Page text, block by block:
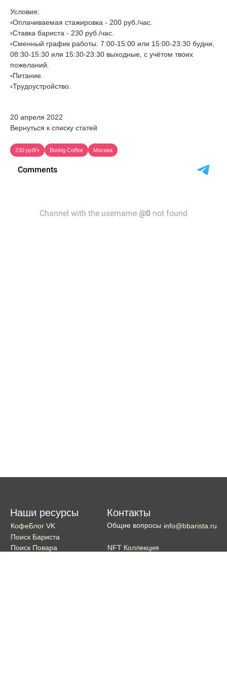
Условия:
▫️Оплачиваемая стажировка - 200 руб./час.
▫️Ставка бариста - 230 руб./час.
▫️Сменный график работы: 7:00-15:00 или 15:00-23:30 будни,
08:30-15:30 или 15:30-23:30 выходные, с учётом твоих
пожеланий.
▫️Питание.
▫️Трудоустройство.
20 апреля 2022
Вернуться к списку статей
230 руб/ч Boring Coffee Москва
Наши ресурсы
КофеБлог VK
Поиск Бариста
Поиск Повара
Контакты
Общие вопросы info@bbarista.ru
NFT Коллекция